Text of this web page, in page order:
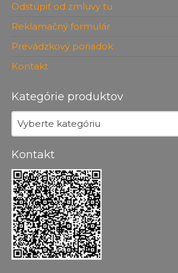
Odstúpiť od zmluvy tu
Reklamačný formulár
Prevádzkový poriadok
Kontakt
Kategórie produktov
Vyberte kategóriu
Kontakt